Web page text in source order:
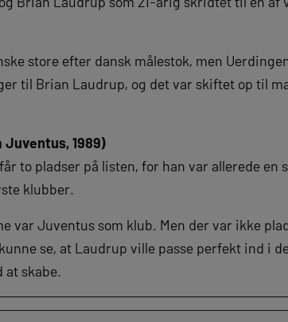
store efter dansk målestok, men
til Brian Laudrup, og det var skiftet op til
1989)
to pladser på listen, for han var allerede en
klubber.
var Juventus som klub. Men der var ikke
se, at Laudrup ville passe perfekt ind i
skabe.